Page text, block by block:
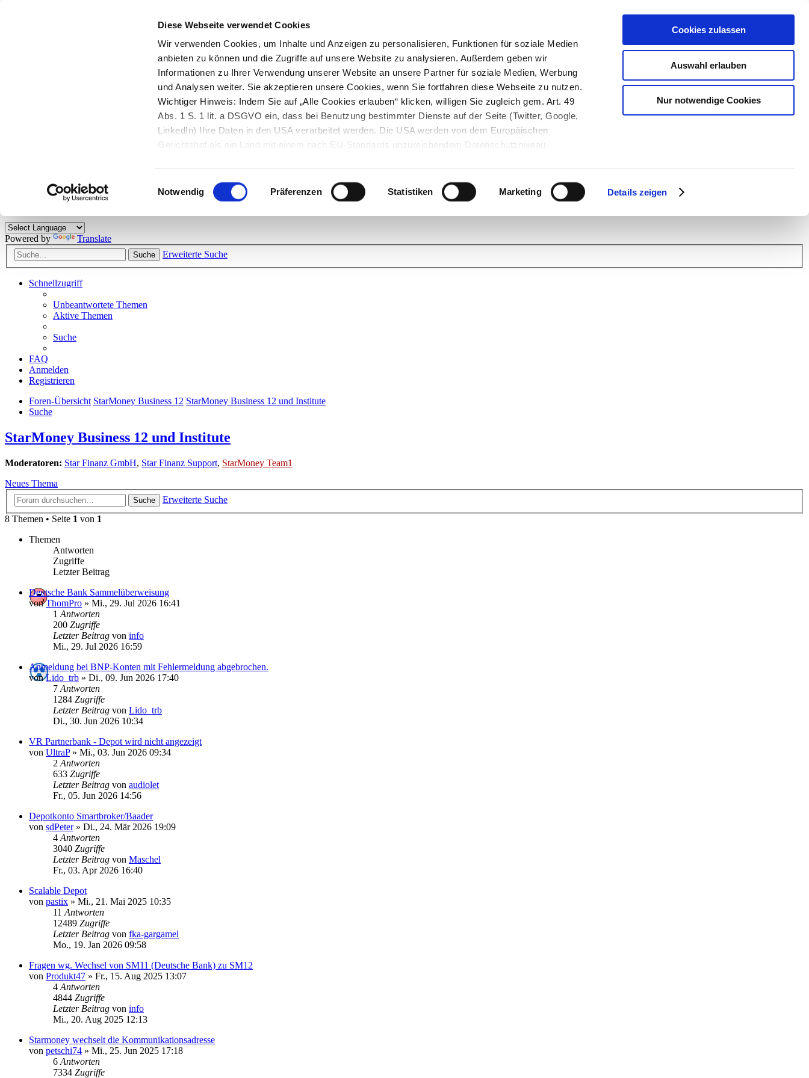
Diese Webseite verwendet Cookies
Wir verwenden Cookies, um Inhalte und Anzeigen zu personalisieren, Funktionen für soziale Medien
anbieten zu können und die Zugriffe auf unsere Website zu analysieren. Außerdem geben wir
Informationen zu Ihrer Verwendung unserer Website an unsere Partner für soziale Medien, Werbung
und Analysen weiter. Sie akzeptieren unsere Cookies, wenn Sie fortfahren diese Webseite zu nutzen.
Wichtiger Hinweis: Indem Sie auf „Alle Cookies erlauben“ klicken, willigen Sie zugleich gem. Art. 49
Abs. 1 S. 1 lit. a DSGVO ein, dass bei Benutzung bestimmter Dienste auf der Seite (Twitter, Google,
LinkedIn) Ihre Daten in den USA verarbeitet werden. Die USA werden von dem Europäischen
Gerichtshof als ein Land mit einem nach EU-Standards unzureichendem Datenschutzniveau
Einwilligungsauswahl
Notwendig Präferenzen Statistiken Marketing Details zeigen
Cookies zulassen
Auswahl erlauben
Nur notwendige Cookies
Herzlich willkommen!
Kunden viele nützliche Hilfestellungen und interessante Tipps und Tricks. Stellen Sie Ihre Fragen und helfen Sie mit Ihrem Wissen anderen weiter.
Powered by Translate
Suche Erweiterte Suche
Schnellzugriff
Unbeantwortete Themen
Aktive Themen
Suche
FAQ
Anmelden
Registrieren
Foren-Übersicht StarMoney Business 12 StarMoney Business 12 und Institute
Suche
StarMoney Business 12 und Institute
Moderatoren: Star Finanz GmbH, Star Finanz Support, StarMoney Team1
Neues Thema
Suche
Erweiterte Suche
8 Themen • Seite 1 von 1
Themen
Antworten
Zugriffe
Letzter Beitrag
Deutsche Bank Sammelüberweisung
vonThomPro » Mi., 29. Jul 2026 16:41
1 Antworten
200 Zugriffe
Letzter Beitrag von info
Mi., 29. Jul 2026 16:59
Anmeldung bei BNP-Konten mit Fehlermeldung abgebrochen.
vonLido_trb » Di., 09. Jun 2026 17:40
7 Antworten
1284 Zugriffe
Letzter Beitrag von Lido_trb
Di., 30. Jun 2026 10:34
VR Partnerbank - Depot wird nicht angezeigt
von UltraP» Mi., 03. Jun 2026 09:34
2 Antworten
633 Zugriffe
Letzter Beitrag von audiolet
Fr., 05. Jun 2026 14:56
Depotkonto Smartbroker/Baader
von sdPeter» Di., 24. Mär 2026 19:09
4 Antworten
3040 Zugriffe
Letzter Beitrag von Maschel
Fr., 03. Apr 2026 16:40
Scalable Depot
von pastix » Mi., 21. Mai 2025 10:35
11 Antworten
12489 Zugriffe
Letzter Beitrag von fka-gargamel
Mo., 19. Jan 2026 09:58
Fragen wg. Wechsel von SM11 (Deutsche Bank) zu SM12
von Produkt47 » Fr., 15. Aug 2025 13:07
4 Antworten
4844 Zugriffe
Letzter Beitrag von info
Mi., 20. Aug 2025 12:13
Starmoney wechselt die Kommunikationsadresse
von petschi74 » Mi., 25. Jun 2025 17:18
6 Antworten
7334 Zugriffe